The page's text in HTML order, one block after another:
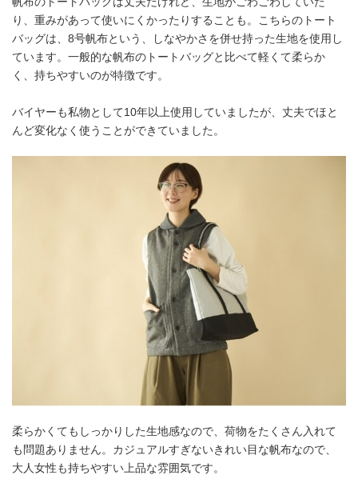
り、重みがあって使いにくかったりすることも。こちらのトート
バッグは、8号帆布という、しなやかさを併せ持った生地を使用し
ています。一般的な帆布のトートバッグと比べて軽くて柔らか
く、持ちやすいのが特徴です。
バイヤーも私物として10年以上使用していましたが、丈夫でほと
んど変化なく使うことができていました。
柔らかくてもしっかりした生地感なので、荷物をたくさん入れて
も問題ありません。カジュアルすぎないきれい目な帆布なので、
大人女性も持ちやすい上品な雰囲気です。